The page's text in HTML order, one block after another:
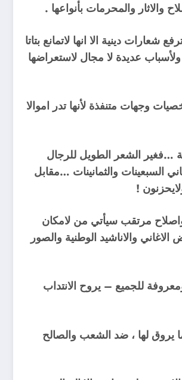
والاثار والمحرمات بأنواعها .
دينية الا انها لاتمانع بتاتا
عديدة لا مجال لاستعراضها
وجهات متنفذة لأنها تدر اموالا
…فغير الشعر الطويل للرجال
السبعينات والثمانينات …مقابل
!
مرتقب سيأتي من لامكان
والاناشيد الوطنية والصور
للجميع – يروح الانتداب
يروق لها ، ضد الشعب والصالح